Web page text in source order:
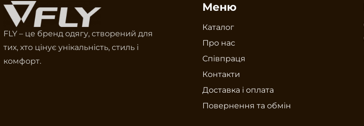
FLY – це бренд одягу, створений для
тих, хто цінує унікальність, стиль і
комфорт.
Меню
Каталог
Про нас
Співпраця
Контакти
Доставка і оплата
Повернення та обмін